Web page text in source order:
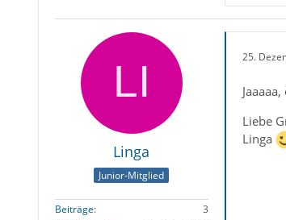
Linga
Junior-Mitglied
Beiträge
3
25.
Liebe
Linga